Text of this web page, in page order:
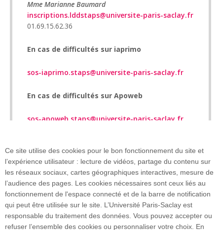
Mme Marianne Baumard
inscriptions.lddstaps@universite-paris-saclay.fr
01.69.15.62.36
En cas de difficultés sur iaprimo
sos-iaprimo.staps@universite-paris-saclay.fr
En cas de difficultés sur Apoweb
sos-apoweb.staps@universite-paris-saclay.fr
Ce site utilise des cookies pour le bon fonctionnement du site et
l’expérience utilisateur : lecture de vidéos, partage du contenu sur
les réseaux sociaux, cartes géographiques interactives, mesure de
l’audience des pages. Les cookies nécessaires sont ceux liés au
fonctionnement de l'espace connecté et de la barre de notification
qui peut être utilisée sur le site. L’Université Paris-Saclay est
responsable du traitement des données. Vous pouvez accepter ou
refuser l’ensemble des cookies ou personnaliser votre choix. En